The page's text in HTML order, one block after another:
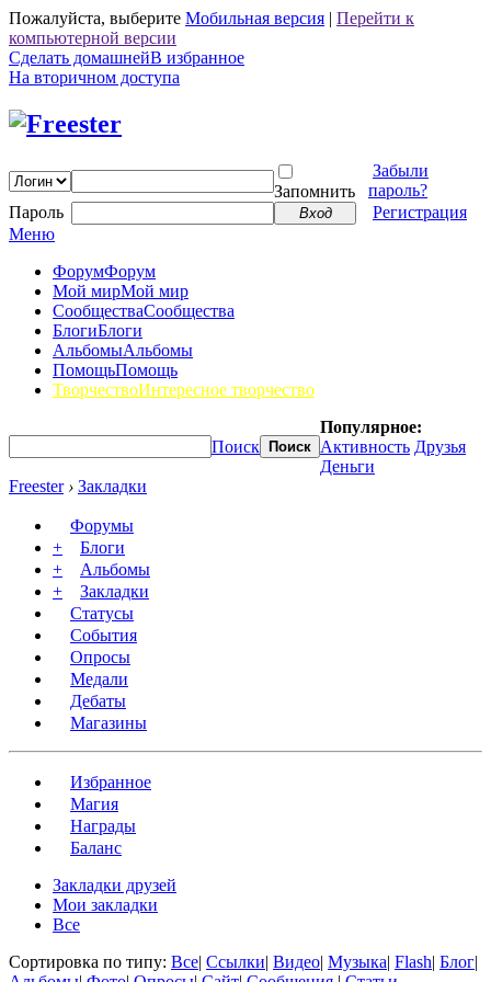
Пожалуйста, выберите Мобильная версия | Перейти к
компьютерной версии
Сделать домашнейВ избранное
На вторичном доступа
Запомнить
Забыли
пароль?
Пароль
Вход
Регистрация
Меню
ФорумФорум
Мой мирМой мир
СообществаСообщества
БлогиБлоги
АльбомыАльбомы
ПомощьПомощь
ТворчествоИнтересное творчество
Поиск Поиск
Популярное:
Активность Друзья
Деньги
Freester › Закладки
Форумы
+
Блоги
+
Альбомы
+
Закладки
Статусы
События
Опросы
Медали
Дебаты
Магазины
Избранное
Магия
Награды
Баланс
Закладки друзей
Мои закладки
Все
Сортировка по типу: Все| Ссылки| Видео| Музыка| Flash| Блог|